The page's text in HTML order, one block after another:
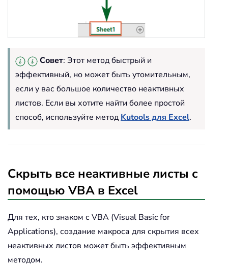
Совет: Этот метод быстрый и
эффективный, но может быть утомительным,
если у вас большое количество неактивных
листов. Если вы хотите найти более простой
способ, используйте методKutools для Excel.
Скрыть все неактивные листы с
помощью VBA в Excel
Для тех, кто знаком с VBA (Visual Basic for
Applications), создание макроса для скрытия всех
неактивных листов может быть эффективным
методом.